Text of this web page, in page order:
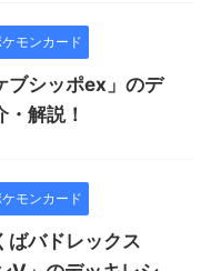
ケモンカード
ブシッポex」のデ
解説！
ケモンカード
ばバドレックス